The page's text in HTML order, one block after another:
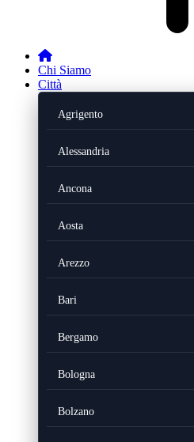
Chi Siamo
Città
Agrigento
Alessandria
Ancona
Aosta
Arezzo
Bari
Bergamo
Bologna
Bolzano